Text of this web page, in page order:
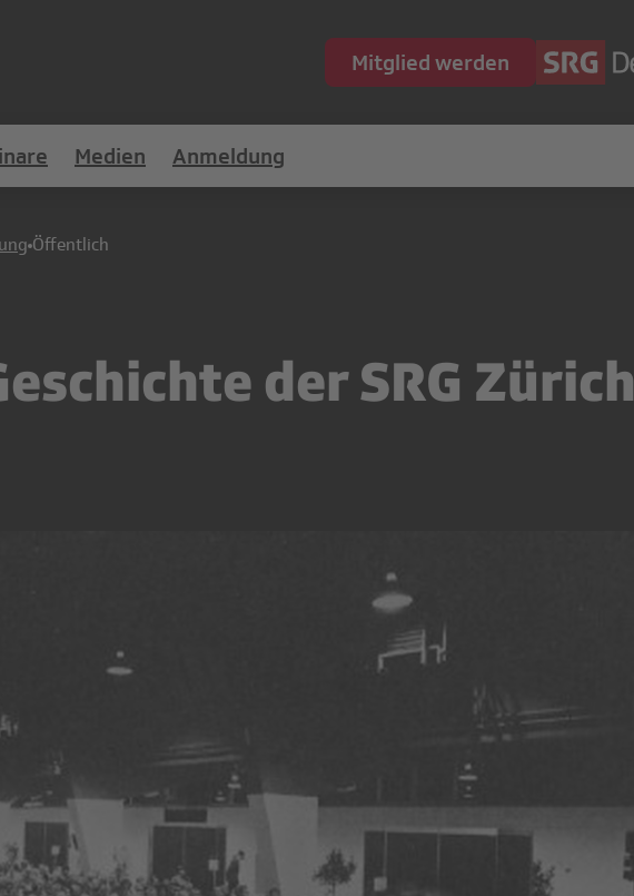
Mitglied werden
Medien Anmeldung
Öffentlich
der SRG Zürich